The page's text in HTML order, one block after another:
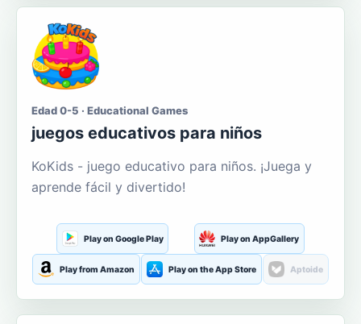
Edad 0-5 · Educational Games
juegos educativos para niños
KoKids - juego educativo para niños. ¡Juega y
aprende fácil y divertido!
Play on Google Play Play on AppGallery
Play from Amazon Play on the App Store Aptoide